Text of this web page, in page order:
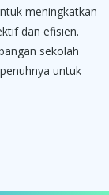
meningkatkan
dan efisien.
sekolah
untuk